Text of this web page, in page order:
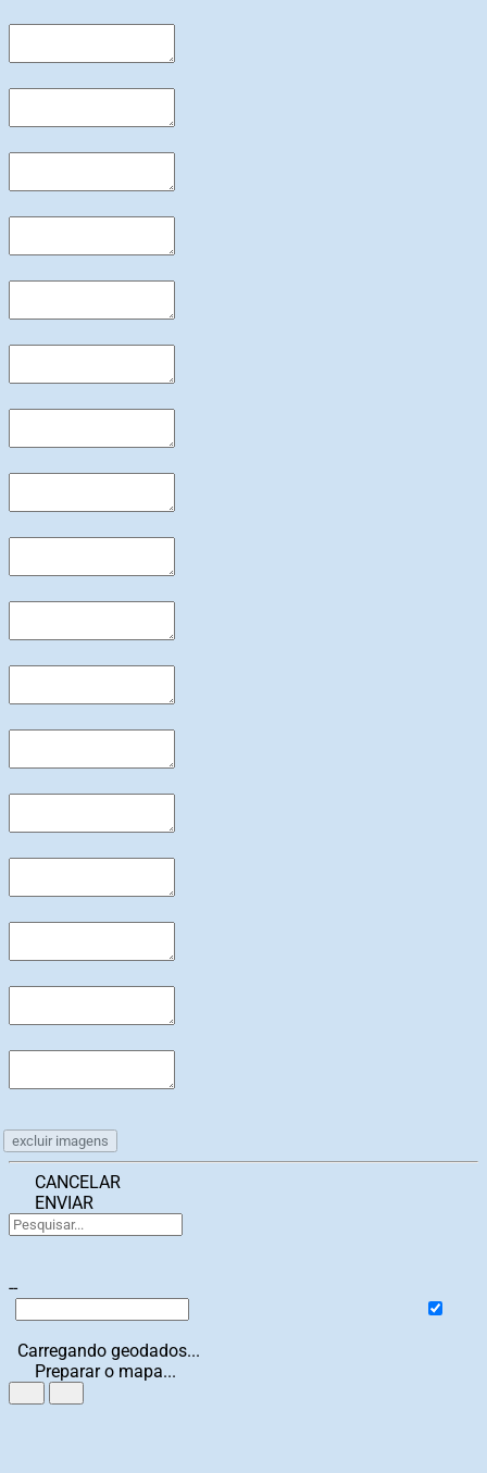
excluir imagens
CANCELAR
ENVIAR
--
Carregando geodados...
Preparar o mapa...